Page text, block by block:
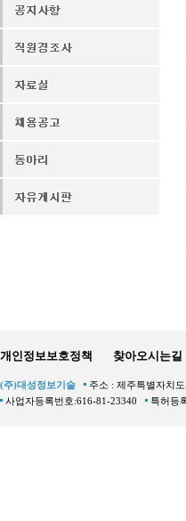
개인정보보호정책 찾아오시는길
(주)대성정보기술 주소 : 제주특별자치
사업자등록번호:616-81-23340
특허등